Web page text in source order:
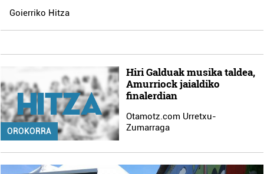
Goierriko Hitza
OROKORRA
Hiri Galduak musika taldea,
Amurriock jaialdiko
finalerdian
Otamotz.com Urretxu-
Zumarraga